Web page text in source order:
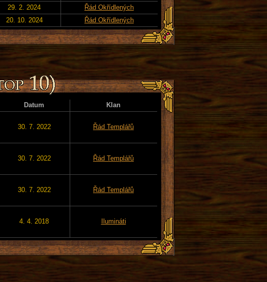
29. 2. 2024
Řád Okřídlených
20. 10. 2024 Řád Okřídlených
Datum Klan
30. 7. 2022 Řád Templářů
30. 7. 2022 Řád Templářů
30. 7. 2022 Řád Templářů
4. 4. 2018 Ilumináti